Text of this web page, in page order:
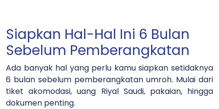
Siapkan Hal-Hal Ini 6 Bulan
Sebelum Pemberangkatan
Ada banyak hal yang perlu kamu siapkan setidaknya
6 bulan sebelum pemberangkatan umroh. Mulai dari
tiket akomodasi, uang Riyal Saudi, pakaian, hingga
dokumen penting.